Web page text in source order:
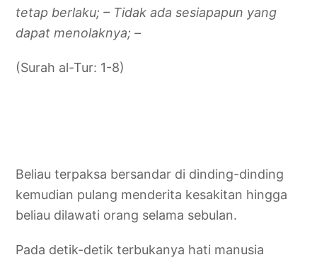
tetap berlaku; – Tidak ada sesiapapun yang
dapat menolaknya; –
(Surah al-Tur: 1-8)
Beliau terpaksa bersandar di dinding-dinding
kemudian pulang menderita kesakitan hingga
beliau dilawati orang selama sebulan.
Pada detik-detik terbukanya hati manusia